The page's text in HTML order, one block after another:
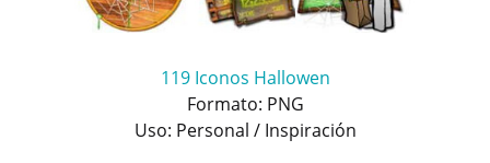
119 Iconos Hallowen
Formato: PNG
Uso: Personal / Inspiración